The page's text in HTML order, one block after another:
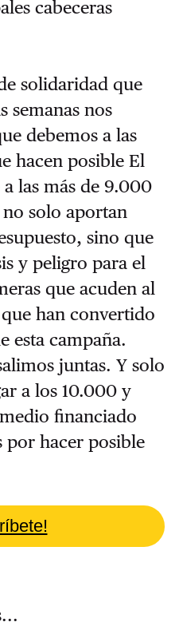
cabeceras
solidaridad que
semanas nos
debemos a las
hacen posible El
las más de 9.000
no solo aportan
sino que
y peligro para el
que acuden al
han convertido
esta campaña.
juntas. Y solo
a los 10.000 y
financiado
por hacer posible